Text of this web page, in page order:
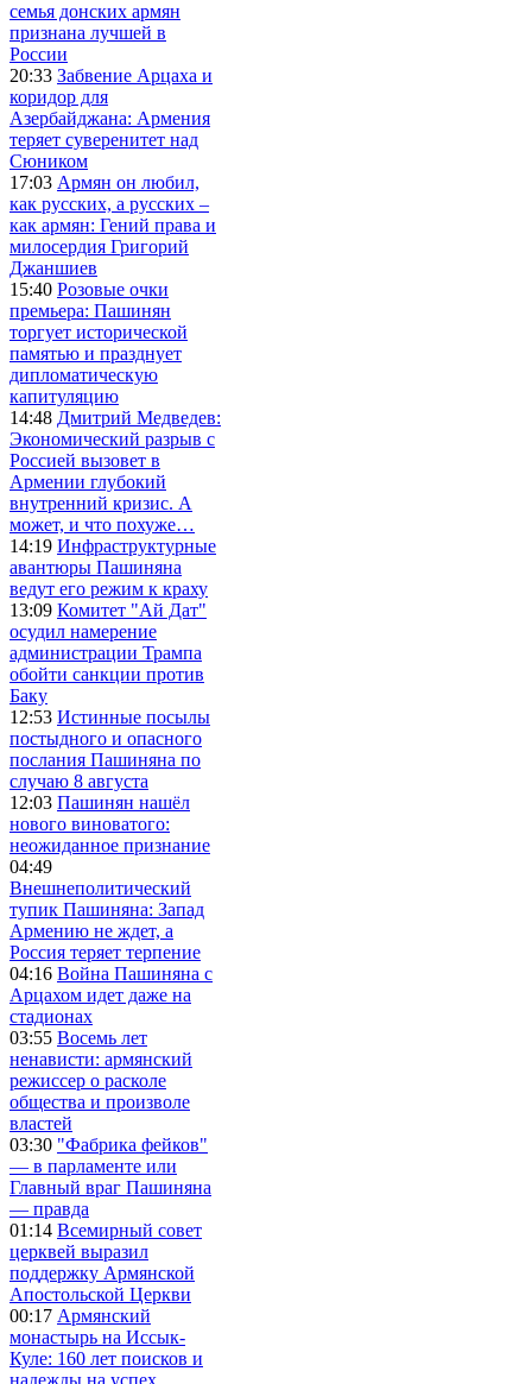
семья донских армян
признана лучшей в
России
20:33 Забвение Арцаха и
коридор для
Азербайджана: Армения
теряет суверенитет над
Сюником
17:03 Армян он любил,
как русских, а русских –
как армян: Гений права и
милосердия Григорий
Джаншиев
15:40 Розовые очки
премьера: Пашинян
торгует исторической
памятью и празднует
дипломатическую
капитуляцию
14:48 Дмитрий Медведев:
Экономический разрыв с
Россией вызовет в
Армении глубокий
внутренний кризис. А
может, и что похуже…
14:19 Инфраструктурные
авантюры Пашиняна
ведут его режим к краху
13:09 Комитет "Ай Дат"
осудил намерение
администрации Трампа
обойти санкции против
Баку
12:53 Истинные посылы
постыдного и опасного
послания Пашиняна по
случаю 8 августа
12:03 Пашинян нашёл
нового виноватого:
неожиданное признание
04:49
Внешнеполитический
тупик Пашиняна: Запад
Армению не ждет, а
Россия теряет терпение
04:16 Война Пашиняна с
Арцахом идет даже на
стадионах
03:55 Восемь лет
ненависти: армянский
режиссер о расколе
общества и произволе
властей
03:30 "Фабрика фейков"
— в парламенте или
Главный враг Пашиняна
— правда
01:14 Всемирный совет
церквей выразил
поддержку Армянской
Апостольской Церкви
00:17 Армянский
монастырь на Иссык-
Куле: 160 лет поисков и
надежды на успех